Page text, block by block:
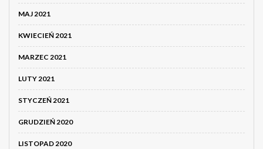
MAJ 2021
KWIECIEŃ 2021
MARZEC 2021
LUTY 2021
STYCZEŃ 2021
GRUDZIEŃ 2020
LISTOPAD 2020